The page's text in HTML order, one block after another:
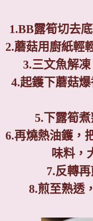
1.BB露筍切去
2.蘑菇用廚紙輕
3.三文魚解
4.起鑊下蘑菇
5.下露筍煮
6.再燒熱油鑊，
味料，
7.反轉
8.煎至熟透